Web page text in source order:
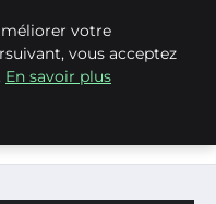
VOS FINANCES EN
votre
vous acceptez
En savoir plus